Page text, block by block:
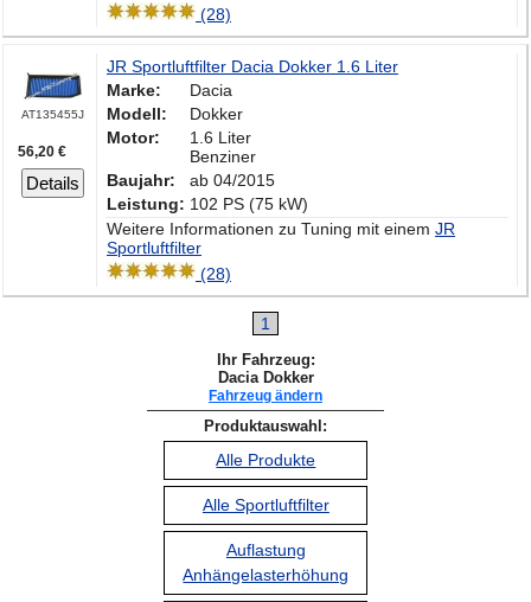
(28)
AT135455J
56,20 €
Details
JR Sportluftfilter Dacia Dokker 1.6 Liter
Marke:
Dacia
Modell:
Dokker
Motor:
1.6 Liter
Benziner
Baujahr:
ab 04/2015
Leistung: 102 PS (75 kW)
Weitere Informationen zu Tuning mit einem JR
Sportluftfilter
(28)
1
Ihr Fahrzeug:
Dacia Dokker
Fahrzeug ändern
Produktauswahl:
Alle Produkte
Alle Sportluftfilter
Auflastung
Anhängelasterhöhung